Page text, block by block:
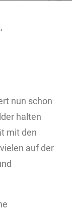
nun schon
halten
mit den
auf der